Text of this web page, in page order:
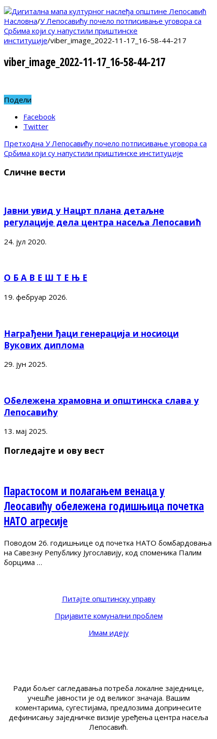
Насловна/У Лепосавићу почело потписивање уговора са
Србима који су напустили приштинске
институције/viber_image_2022-11-17_16-58-44-217
viber_image_2022-11-17_16-58-44-217
Подели
Facebook
Twitter
Претходна У Лепосавићу почело потписивање уговора са
Србима који су напустили приштинске институције
Сличне вести
Јавни увид у Нацрт плана детаљне
регулације дела центра насеља Лепосавић
24. јул 2020.
О Б А В Е Ш Т Е Њ Е
19. фебруар 2026.
Награђени ђаци генерација и носиоци
Вукових диплома
29. јун 2025.
Обележена храмовна и општинска слава у
Лепосавићу
13. мај 2025.
Погледајте и ову вест
Парастосом и полагањем венаца у
Леосавићу обележена годишњица почетка
НАТО агресије
Поводом 26. годишњице од почетка НАТО бомбардовања
на Савезну Републику Југославију, код споменика Палим
борцима …
Питајте општинску управу
Пријавите комунални проблем
Имам идеју
Ради бољег сагледавања потреба локалне заједнице,
учешће јавности је од великог значаја. Вашим
коментарима, сугестијама, предлозима допринесите
дефинисању заједничке визије уређења центра насеља
Лепосавић.